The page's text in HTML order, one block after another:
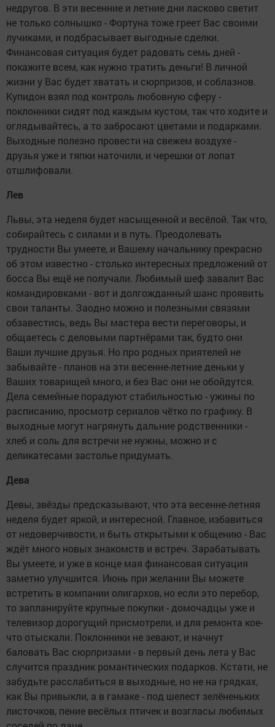
недругов. В эти весенние и летние дни ласково светит
не только солнышко - Фортуна тоже греет Вас своими
лучиками, и подбрасывает выгодные сделки.
Финансовая ситуация будет радовать семь дней -
покажите всем, как нужно тратить деньги! В личной
жизни у Вас будет хватать и сюрпризов, и соблазнов.
Купидон взял под контроль любовную сферу -
поклонники сидят под каждым кустом, так что ходите и
оглядывайтесь, а то забросают цветами и подарками.
Выходные полезно провести на свежем воздухе -
друзья уже и тяпки наточили, и черешки от лопат
отшлифовали.
Лев
Львы, эта неделя будет насыщенной и весёлой. Так что,
собирайтесь с силами и в путь. Преодолевать
трудности Вы умеете, и Вашему начальнику прекрасно
об этом известно - столько интересных предложений от
босса Вы ещё не получали. Любимый шеф завалит Вас
командировками - вот и долгожданный шанс проявить
свои таланты. Заодно можно и полезными связями
обзавестись, ведь Вы мастера вести переговоры, и
общаетесь с деловыми партнёрами так, будто они
Ваши лучшие друзья. Но про родных приятелей не
забывайте - планов на эти весенне-летние деньки у
Ваших товарищей много, и без Вас они не обойдутся.
Дела семейные порадуют стабильностью - ужины по
расписанию, просмотр сериалов чётко по графику. В
выходные могут нагрянуть дальние родственники -
хлеб и соль для встречи не нужны, можно и с
деликатесами застолье придумать.
Дева
Девы, звёзды предсказывают, что эта весенне-летняя
неделя будет яркой, и интересной. Главное, избавиться
от недоверчивости, и быть открытыми к общению - Вас
ждёт много новых знакомств и встреч. Зарабатывать
Вы умеете, и уже в конце мая финансовая ситуация
заметно улучшится. Июнь при желании Вы можете
встретить в компании олигархов, но если это перебор,
то запланируйте крупные покупки - домочадцы уже и
телевизор дорогущий присмотрели, и для ремонта кое-
что отыскали. Поклонники не зевают, и начнут
баловать Вас сюрпризами - в первый день лета у Вас
случится праздник романтических подарков. Кстати, не
забудьте расслабиться в выходные, но не на грядках,
как Вы привыкли, а в гамаке - под шелест зелёненьких
листочков, пение весёлых птичек и возгласы любимых